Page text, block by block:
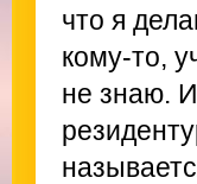
что я
кому-то,
не знаю.